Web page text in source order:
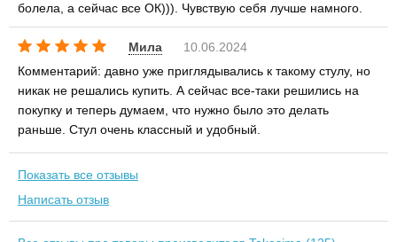
болела, а сейчас все ОК))). Чувствую себя лучше намного.
Мила
10.06.2024
Комментарий: давно уже приглядывались к такому стулу, но
никак не решались купить. А сейчас все-таки решились на
покупку и теперь думаем, что нужно было это делать
раньше. Стул очень классный и удобный.
Показать все отзывы
Написать отзыв